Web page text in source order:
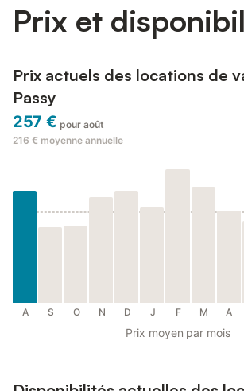
Prix et
Prix actuels des locations de
Passy
257 € pour août
216 € moyenne annuelle
A S O N D J F M A
Prix moyen par mois